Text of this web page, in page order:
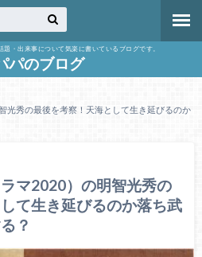
・出来事について気楽に書いているブログです。
パのブログ
光秀の最後を考察！天海として生き延びるのか
マ2020）の明智光秀の
て生き延びるのか落ち武
？